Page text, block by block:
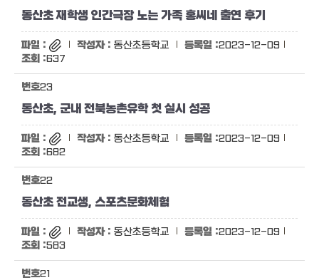
동산초 재학생 인간극장 노는 가족 홍씨네 출연 후기
동산초등학교
2023-12-09
637
23
동산초, 군내 전북농촌유학 첫 실시 성공
동산초등학교
2023-12-09
682
22
동산초 전교생, 스포츠문화체험
동산초등학교
2023-12-09
583
21